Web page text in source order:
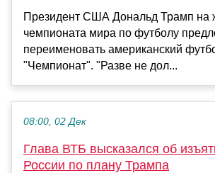
Президент США Дональд Трамп на
чемпионата мира по футболу
переименовать американский
"Чемпионат". "Разве не дол...
08:00, 02 Дек
Глава ВТБ высказался об
России по плану Трампа